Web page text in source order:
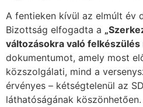
A fentieken kívül az elmúlt év
Bizottság elfogadta a
változásokra való
dokumentumot, amely most
közszolgálati, mind a
érvényes – kétségtelenül az
láthatóságának köszönhetően.